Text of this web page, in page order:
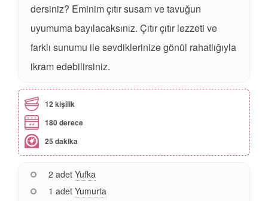
dersiniz? Eminim çıtır susam ve tavuğun
uyumuma bayılacaksınız. Çıtır çıtır lezzeti ve
farklı sunumu ile sevdiklerinize gönül rahatlığıyla
ikram edebilirsiniz.
12 kişilik
180 derece
25 dakika
2 adet Yufka
1 adet Yumurta